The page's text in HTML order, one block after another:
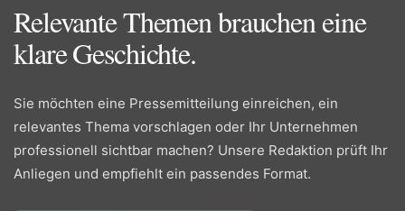
Relevante Themen brauchen eine
klare Geschichte.
Sie möchten eine Pressemitteilung einreichen, ein
relevantes Thema vorschlagen oder Ihr Unternehmen
professionell sichtbar machen? Unsere Redaktion prüft Ihr
Anliegen und empfiehlt ein passendes Format.